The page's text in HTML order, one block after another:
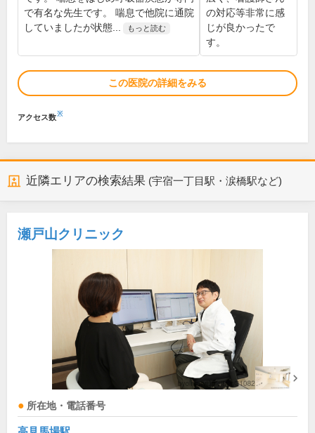
で有名な先生です。 喘息で他院に通院
していましたが状態...
もっと読む
の対応等非常に感
じが良かったで
す。
この医院の詳細をみる
アクセス数※
近隣エリアの検索結果 (宇宿一丁目駅・涙橋駅など)
瀬戸山クリニック
所在地・電話番号